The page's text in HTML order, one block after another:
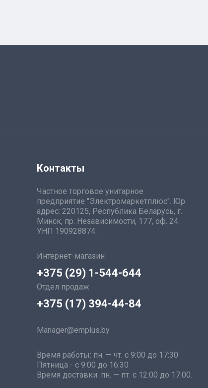
Контакты
Частное торговое унитарное
предприятие "Электромаркетплюс". Юр.
адрес: 220125, Республика Беларусь, г.
Минск, пр. Независимости, 177, оф. 24.
УНП 190928874.
Интернет-магазин
+375 (29) 1-544-644
Отдел продаж
+375 (17) 394-44-84
Manager@emplus.by
Время работы: пн. — чт. с 9:00 до 17:30
Пятница - с 9:00 до 16:30
Время доставки: пн. — пт. с 12:00 до 17:00.